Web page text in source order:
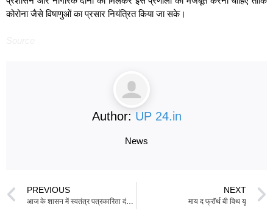
कोरोना जैसे विषाणुओं का प्रसार नियंत्रित किया जा सके।
Author: UP 24.in
News
PREVIOUS
आज के शासन में स्वतंत्र पत्रकारिता दंडित, कार्यपालन को पुरस्कृत किया जाता है: खड़गे
NEXT
माय द फ्रॉर्थ बी विथ यू